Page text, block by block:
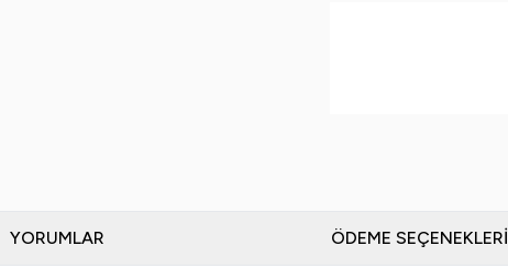
YORUMLAR ÖDEME SEÇENEKLERI